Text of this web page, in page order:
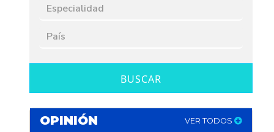
BUSCAR
OPINIÓN VER TODOS